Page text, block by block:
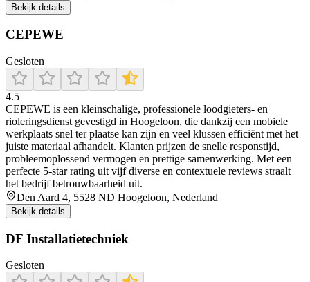
Bekijk details
CEPEWE
Gesloten
4.5
CEPEWE is een kleinschalige, professionele loodgieters- en
rioleringsdienst gevestigd in Hoogeloon, die dankzij een mobiele
werkplaats snel ter plaatse kan zijn en veel klussen efficiënt met het
juiste materiaal afhandelt. Klanten prijzen de snelle responstijd,
probleemoplossend vermogen en prettige samenwerking. Met een
perfecte 5‑star rating uit vijf diverse en contextuele reviews straalt
het bedrijf betrouwbaarheid uit.
Den Aard 4, 5528 ND Hoogeloon, Nederland
Bekijk details
DF Installatietechniek
Gesloten